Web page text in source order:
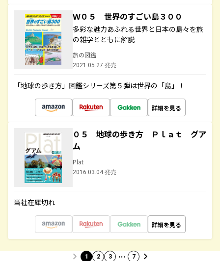
Ｗ０５ 世界のすごい島３００
多彩な魅力あふれる世界と日本の島々を旅
の雑学とともに解説
旅の図鑑
2021.05.27 発売
「地球の歩き方」図鑑シリーズ第５弾は世界の「島」！
詳細を見る
０５ 地球の歩き方 Ｐｌａｔ グア
ム
Plat
2016.03.04 発売
当社在庫切れ
詳細を見る
1 2 3 … 7